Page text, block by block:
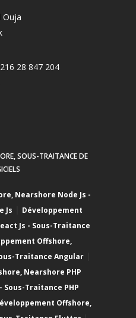
Ouja
28 847 204
SOUS-TRAITANCE DE
Nearshore Node Js -
Js
Développement
Js - Sous-Traitance
Offshore,
Traitance Angular
Nearshore PHP
Sous-Traitance PHP
Offshore,